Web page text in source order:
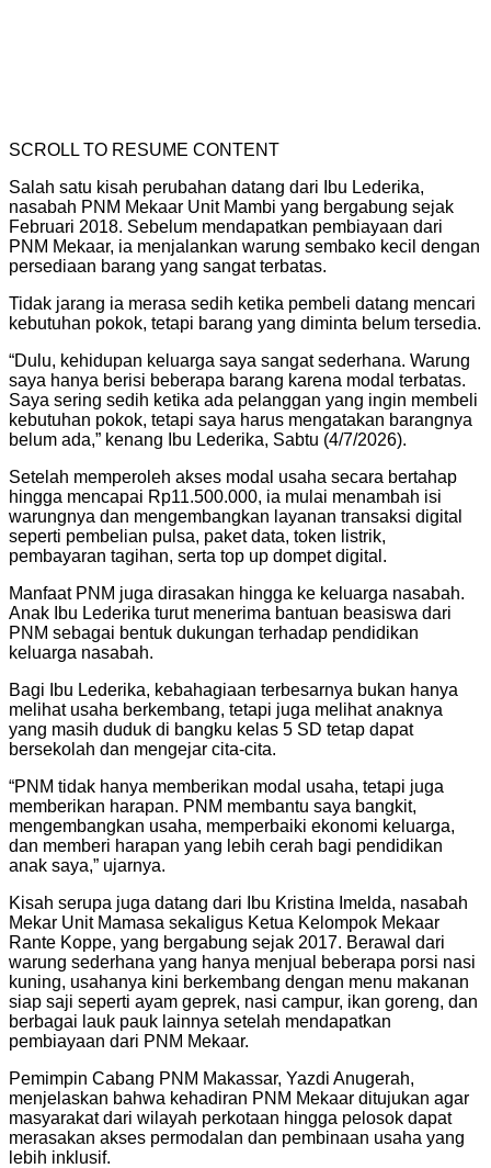
SCROLL TO RESUME CONTENT
Salah satu kisah perubahan datang dari Ibu Lederika,
nasabah PNM Mekaar Unit Mambi yang bergabung sejak
Februari 2018. Sebelum mendapatkan pembiayaan dari
PNM Mekaar, ia menjalankan warung sembako kecil dengan
persediaan barang yang sangat terbatas.
Tidak jarang ia merasa sedih ketika pembeli datang mencari
kebutuhan pokok, tetapi barang yang diminta belum tersedia.
“Dulu, kehidupan keluarga saya sangat sederhana. Warung
saya hanya berisi beberapa barang karena modal terbatas.
Saya sering sedih ketika ada pelanggan yang ingin membeli
kebutuhan pokok, tetapi saya harus mengatakan barangnya
belum ada,” kenang Ibu Lederika, Sabtu (4/7/2026).
Setelah memperoleh akses modal usaha secara bertahap
hingga mencapai Rp11.500.000, ia mulai menambah isi
warungnya dan mengembangkan layanan transaksi digital
seperti pembelian pulsa, paket data, token listrik,
pembayaran tagihan, serta top up dompet digital.
Manfaat PNM juga dirasakan hingga ke keluarga nasabah.
Anak Ibu Lederika turut menerima bantuan beasiswa dari
PNM sebagai bentuk dukungan terhadap pendidikan
keluarga nasabah.
Bagi Ibu Lederika, kebahagiaan terbesarnya bukan hanya
melihat usaha berkembang, tetapi juga melihat anaknya
yang masih duduk di bangku kelas 5 SD tetap dapat
bersekolah dan mengejar cita-cita.
“PNM tidak hanya memberikan modal usaha, tetapi juga
memberikan harapan. PNM membantu saya bangkit,
mengembangkan usaha, memperbaiki ekonomi keluarga,
dan memberi harapan yang lebih cerah bagi pendidikan
anak saya,” ujarnya.
Kisah serupa juga datang dari Ibu Kristina Imelda, nasabah
Mekar Unit Mamasa sekaligus Ketua Kelompok Mekaar
Rante Koppe, yang bergabung sejak 2017. Berawal dari
warung sederhana yang hanya menjual beberapa porsi nasi
kuning, usahanya kini berkembang dengan menu makanan
siap saji seperti ayam geprek, nasi campur, ikan goreng, dan
berbagai lauk pauk lainnya setelah mendapatkan
pembiayaan dari PNM Mekaar.
Pemimpin Cabang PNM Makassar, Yazdi Anugerah,
menjelaskan bahwa kehadiran PNM Mekaar ditujukan agar
masyarakat dari wilayah perkotaan hingga pelosok dapat
merasakan akses permodalan dan pembinaan usaha yang
lebih inklusif.